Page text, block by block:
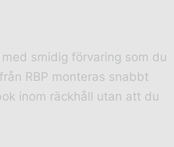
smidig förvaring som du
RBP monteras snabbt
inom räckhåll utan att du